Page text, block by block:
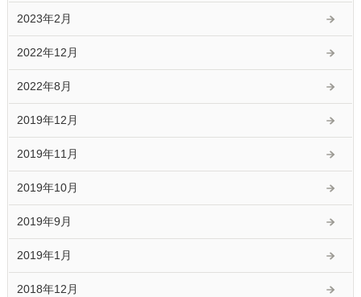
2023年2月
2022年12月
2022年8月
2019年12月
2019年11月
2019年10月
2019年9月
2019年1月
2018年12月